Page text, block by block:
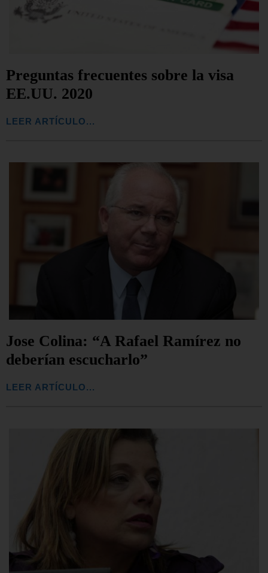
Preguntas frecuentes sobre la visa
EE.UU. 2020
LEER ARTÍCULO...
Jose Colina: “A Rafael Ramírez no
deberían escucharlo”
LEER ARTÍCULO...